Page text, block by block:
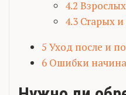
4.2
4.3 Старых
5 Уход после и
6 Ошибки